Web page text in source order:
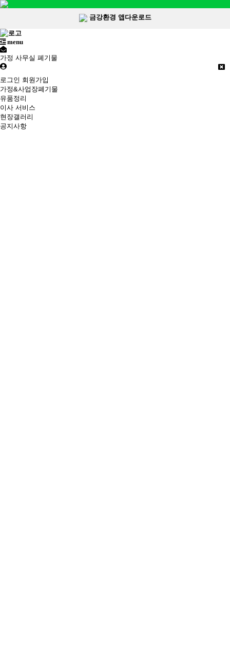
금강환경 앱다운로드
menu
가정 사무실 폐기물
로그인 회원가입
가정&사업장폐기물
유품정리
이사 서비스
현장갤러리
공지사항